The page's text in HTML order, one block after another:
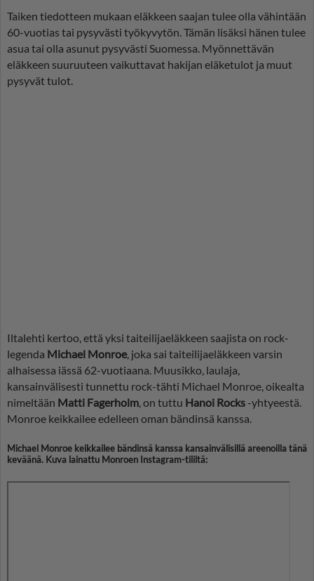
Taiken tiedotteen mukaan eläkkeen saajan tulee olla vähintään
60-vuotias tai pysyvästi työkyvytön. Tämän lisäksi hänen tulee
asua tai olla asunut pysyvästi Suomessa. Myönnettävän
eläkkeen suuruuteen vaikuttavat hakijan eläketulot ja muut
pysyvät tulot.
Iltalehti kertoo, että yksi taiteilijaeläkkeen saajista on rock-
legenda Michael Monroe, joka sai taiteilijaeläkkeen varsin
alhaisessa iässä 62-vuotiaana. Muusikko, laulaja,
kansainvälisesti tunnettu rock-tähti Michael Monroe, oikealta
nimeltään Matti Fagerholm, on tuttu Hanoi Rocks -yhtyeestä.
Monroe keikkailee edelleen oman bändinsä kanssa.
Michael Monroe keikkailee bändinsä kanssa kansainvälisillä areenoilla tänä
keväänä. Kuva lainattu Monroen Instagram-tililtä: